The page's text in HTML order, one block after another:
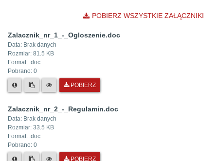
POBIERZ WSZYSTKIE ZAŁĄCZNIKI
Zalacznik_nr_1_-_Ogloszenie.doc
Data: Brak danych
Rozmiar: 81.5 KB
Format: .doc
Pobrano: 0
POBIERZ
Zalacznik_nr_2_-_Regulamin.doc
Data: Brak danych
Rozmiar: 33.5 KB
Format: .doc
Pobrano: 0
POBIERZ